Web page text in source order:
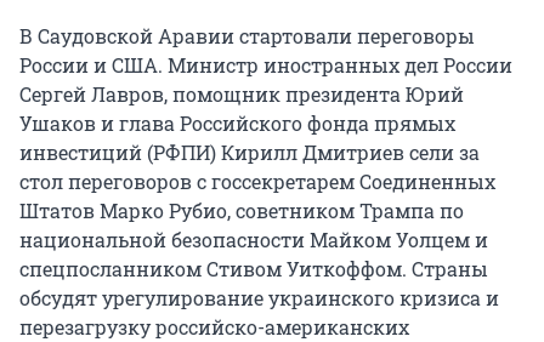
В Саудовской Аравии стартовали переговоры
России и США. Министр иностранных дел России
Сергей Лавров, помощник президента Юрий
Ушаков и глава Российского фонда прямых
инвестиций (РФПИ) Кирилл Дмитриев сели за
стол переговоров с госсекретарем Соединенных
Штатов Марко Рубио, советником Трампа по
национальной безопасности Майком Уолцем и
спецпосланником Стивом Уиткоффом. Страны
обсудят урегулирование украинского кризиса и
перезагрузку российско-американских